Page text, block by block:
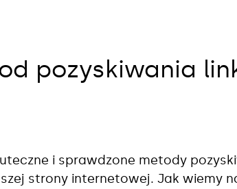
pozyskiwania
i sprawdzone metody
strony internetowej. Jak wiemy